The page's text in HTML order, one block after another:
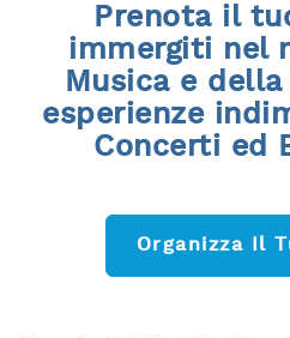
Prenota il
immergiti nel
Musica e
esperienze
Concerti ed
Organizza Il